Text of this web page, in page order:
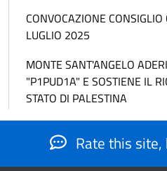
CONVOCAZIONE
LUGLIO 2025
MONTE SANT'ANGELO
"P1PUD1A" E SOSTIENE IL
STATO DI PALESTINA
Rate this